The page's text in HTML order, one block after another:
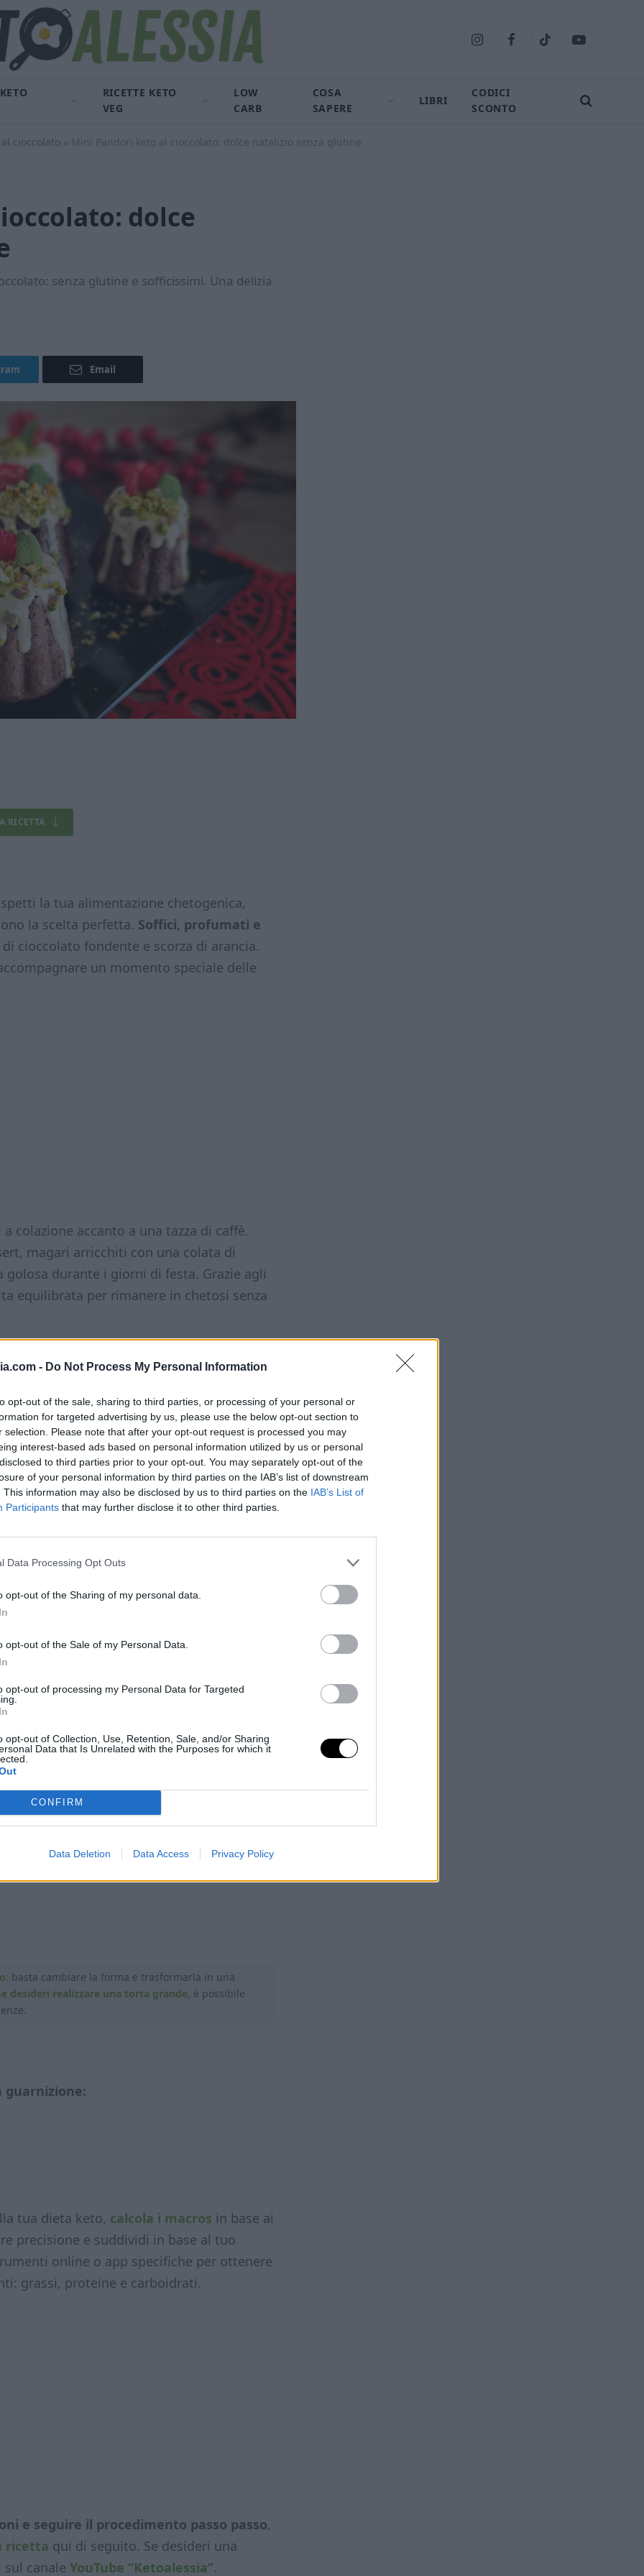
- Do Not Process My Personal Information
opt-out of the sale, sharing to third parties, or processing of your personal or
for targeted advertising by us, please use the below opt-out section to
selection. Please note that after your opt-out request is processed you may
interest-based ads based on personal information utilized by us or personal
to third parties prior to your opt-out. You may separately opt-out of the
of your personal information by third parties on the IAB’s list of downstream
This information may also be disclosed by us to third parties on the IAB’s List of
Participants that may further disclose it to other third parties.
Data Processing Opt Outs
opt-out of the Sharing of my personal data.
opt-out of the Sale of my Personal Data.
opt-out of processing my Personal Data for Targeted
opt-out of Collection, Use, Retention, Sale, and/or Sharing
Data that Is Unrelated with the Purposes for which it
CONFIRM
Data Deletion Data Access Privacy Policy
InstagramFacebookTikTok YouTube
RICETTE KETO
VEG
LOW
CARB
COSA
SAPERE
LIBRI
CODICI
SCONTO
cioccolato » Mini Pandori keto al cioccolato: dolce natalizio senza glutine
dolce
senza glutine e sofficissimi. Una delizia
Email
RICETTA
la tua alimentazione chetogenica,
la scelta perfetta. Soffici, profumati e
cioccolato fondente e scorza di arancia.
un momento speciale delle
colazione accanto a una tazza di caffè.
magari arricchiti con una colata di
durante i giorni di festa. Grazie agli
equilibrata per rimanere in chetosi senza
keto al cioccolato
, non dimenticare di
taggandomi nelle storie. Puoi trovarmi
keto al cioccolato
ti serviranno farina di mandorle
eritritolo, un dolcificante naturale a zero
mentre un pizzico di
con il cioccolato. Il
la giusta lievitazione, mentre lo
soffice. Infine, non possono mancare le
l’85% di cacao, per un tocco extra goloso.
basta cambiare la forma e trasformarla in una
desideri realizzare una torta grande, è possibile
guarnizione:
tua dieta keto, calcola i macros in base ai
precisione e suddividi in base al tuo
online o app specifiche per ottenere
grassi, proteine e carboidrati.
e seguire il procedimento passo passo,
ricetta qui di seguito. Se desideri una
sul canale YouTube “Ketoalessia”.